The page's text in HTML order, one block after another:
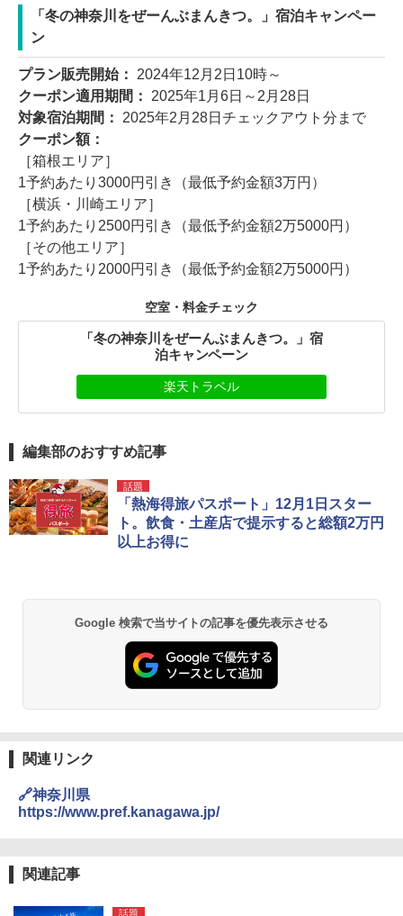
「冬の神奈川をぜーんぶまんきつ。」宿泊キャンペー
ン
プラン販売開始： 2024年12月2日10時～
クーポン適用期間： 2025年1月6日～2月28日
対象宿泊期間： 2025年2月28日チェックアウト分まで
クーポン額：
［箱根エリア］
1予約あたり3000円引き（最低予約金額3万円）
［横浜・川崎エリア］
1予約あたり2500円引き（最低予約金額2万5000円）
［その他エリア］
1予約あたり2000円引き（最低予約金額2万5000円）
空室・料金チェック
「冬の神奈川をぜーんぶまんきつ。」宿
泊キャンペーン
楽天トラベル
編集部のおすすめ記事
話題
「熱海得旅パスポート」12月1日スター
ト。飲食・土産店で提示すると総額2万円
以上お得に
Google 検索で当サイトの記事を優先表示させる
関連リンク
🔗神奈川県
https://www.pref.kanagawa.jp/
関連記事
話題